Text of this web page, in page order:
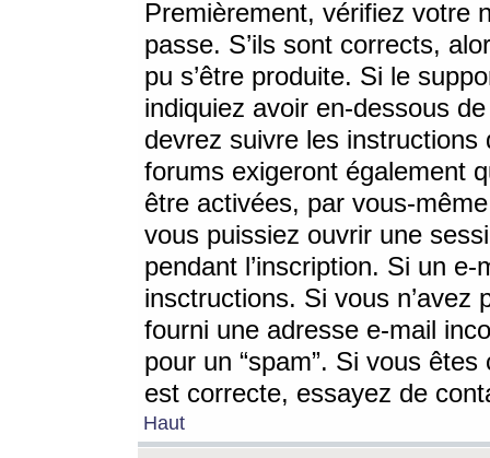
Premièrement, vérifiez votre
passe. S’ils sont corrects,
pu s’être produite. Si le
indiquiez avoir en-dessous
devrez suivre les
forums exigeront également
être activées, par vous-
vous puissiez ouvrir une
pendant l’inscription. Si un
insctructions. Si vous n’avez
fourni une adresse e-mail
pour un “spam”. Si vous
est correcte, essayez de
Haut